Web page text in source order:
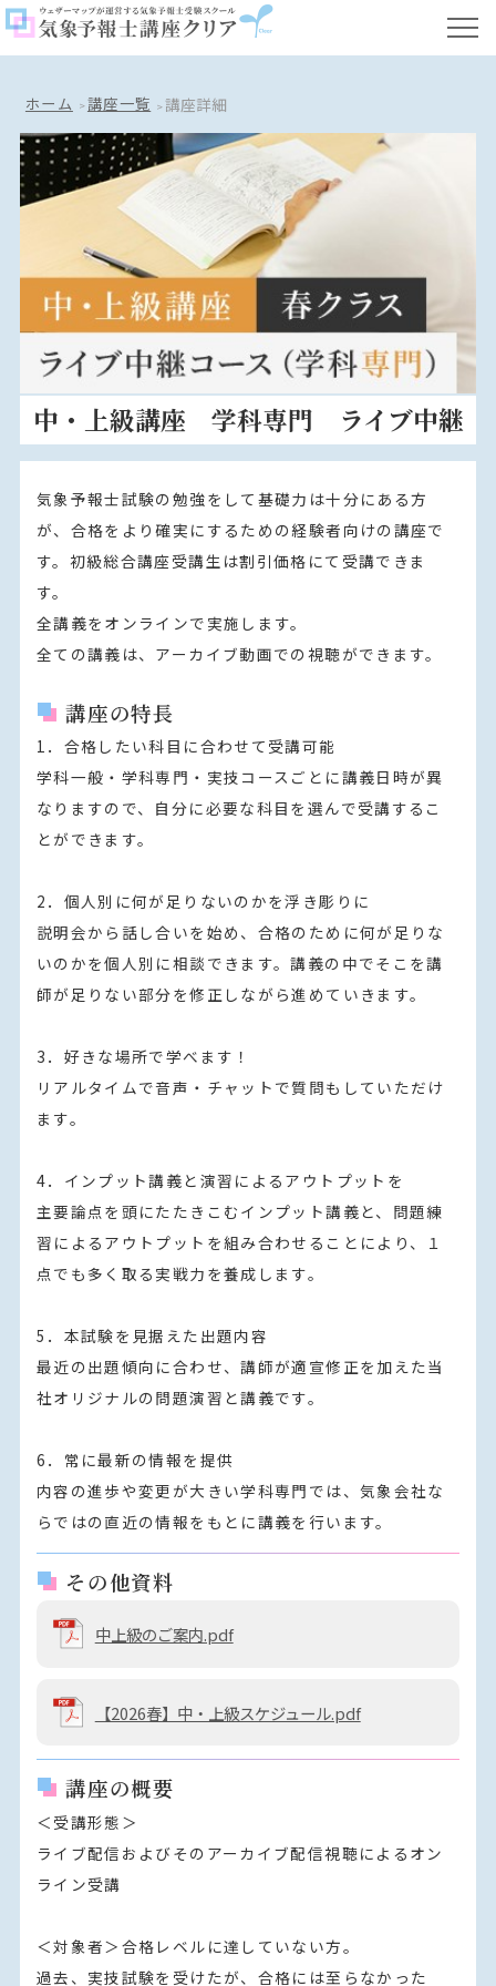
ホーム 講座一覧 講座詳細
中・上級講座 学科専門 ライブ中継
気象予報士試験の勉強をして基礎力は十分にある方
が、合格をより確実にするための経験者向けの講座で
す。初級総合講座受講生は割引価格にて受講できま
す。
全講義をオンラインで実施します。
全ての講義は、アーカイブ動画での視聴ができます。
講座の特長
1．合格したい科目に合わせて受講可能
学科一般・学科専門・実技コースごとに講義日時が異
なりますので、自分に必要な科目を選んで受講するこ
とができます。
2．個人別に何が足りないのかを浮き彫りに
説明会から話し合いを始め、合格のために何が足りな
いのかを個人別に相談できます。講義の中でそこを講
師が足りない部分を修正しながら進めていきます。
3．好きな場所で学べます！
リアルタイムで音声・チャットで質問もしていただけ
ます。
4．インプット講義と演習によるアウトプットを
主要論点を頭にたたきこむインプット講義と、問題練
習によるアウトプットを組み合わせることにより、１
点でも多く取る実戦力を養成します。
5．本試験を見据えた出題内容
最近の出題傾向に合わせ、講師が適宣修正を加えた当
社オリジナルの問題演習と講義です。
6．常に最新の情報を提供
内容の進歩や変更が大きい学科専門では、気象会社な
らではの直近の情報をもとに講義を行います。
その他資料
中上級のご案内.pdf
【2026春】中・上級スケジュール.pdf
講座の概要
＜受講形態＞
ライブ配信およびそのアーカイブ配信視聴によるオン
ライン受講
＜対象者＞合格レベルに達していない方。
過去、実技試験を受けたが、合格には至らなかった